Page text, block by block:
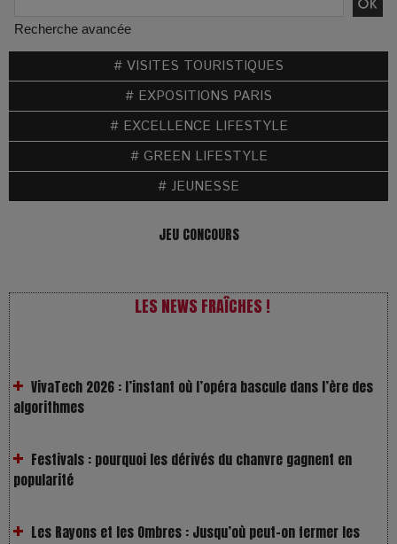
Recherche avancée
# VISITES TOURISTIQUES
# EXPOSITIONS PARIS
# EXCELLENCE LIFESTYLE
# GREEN LIFESTYLE
# JEUNESSE
JEU CONCOURS
LES NEWS FRAÎCHES !